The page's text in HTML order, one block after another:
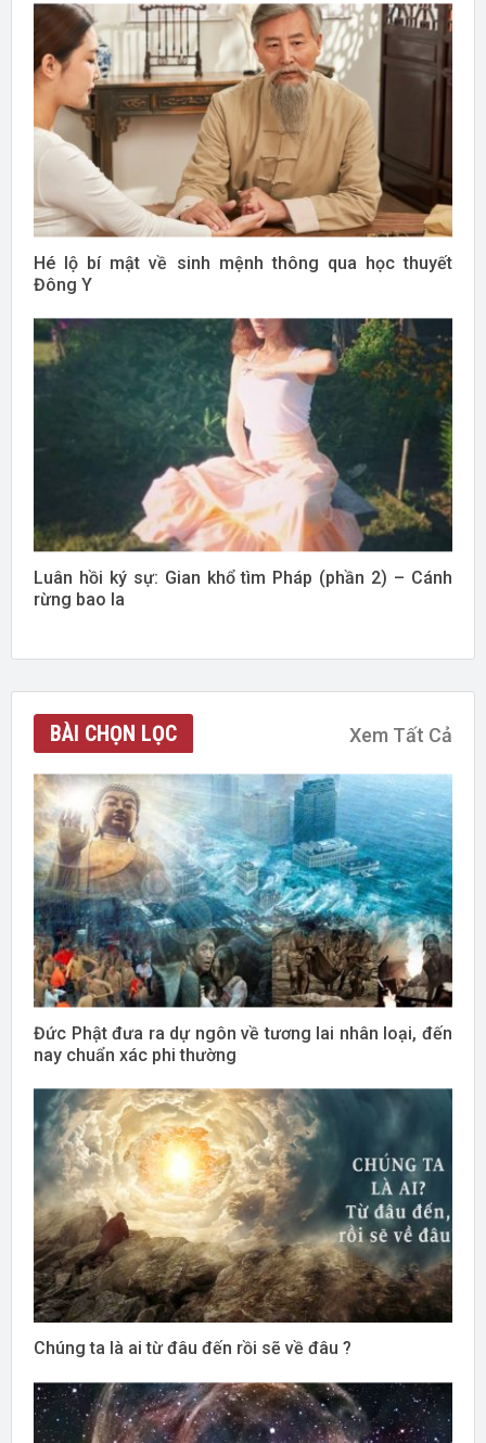
Hé lộ bí mật về sinh mệnh thông qua học thuyết
Đông Y
Luân hồi ký sự: Gian khổ tìm Pháp (phần 2) – Cánh
rừng bao la
BÀI CHỌN LỌC Xem Tất Cả
Đức Phật đưa ra dự ngôn về tương lai nhân loại, đến
nay chuẩn xác phi thường
Chúng ta là ai từ đâu đến rồi sẽ về đâu ?